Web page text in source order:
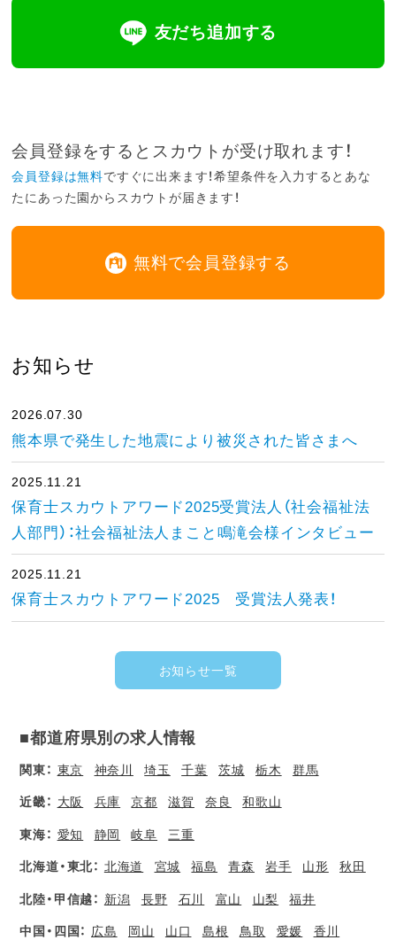
友だち追加する
会員登録をするとスカウトが受け取れます！
会員登録は無料ですぐに出来ます！希望条件を入力するとあな
たにあった園からスカウトが届きます！
無料で会員登録する
お知らせ
2026.07.30
熊本県で発生した地震により被災された皆さまへ
2025.11.21
保育士スカウトアワード2025受賞法人（社会福祉法
人部門）：社会福祉法人まこと鳴滝会様インタビュー
2025.11.21
保育士スカウトアワード2025 受賞法人発表！
お知らせ一覧
■都道府県別の求人情報
関東： 東京 神奈川 埼玉 千葉 茨城 栃木 群馬
近畿： 大阪 兵庫 京都 滋賀 奈良 和歌山
東海： 愛知 静岡 岐阜 三重
北海道・東北： 北海道 宮城 福島 青森 岩手 山形 秋田
北陸・甲信越： 新潟 長野 石川 富山 山梨 福井
中国・四国： 広島 岡山 山口 島根 鳥取 愛媛
香川